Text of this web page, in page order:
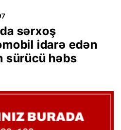
sərxoş
idarə edən
sürücü həbs